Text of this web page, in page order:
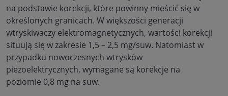
na podstawie korekcji, które powinny mieścić się w
określonych granicach. W większości generacji
wtryskiwaczy elektromagnetycznych, wartości korekcji
situują się w zakresie 1,5 – 2,5 mg/suw. Natomiast w
przypadku nowoczesnych wtrysków
piezoelektrycznych, wymagane są korekcje na
poziomie 0,8 mg na suw.